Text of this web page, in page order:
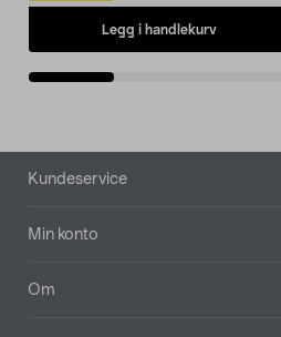
Legg i handlekurv
Bunntekst
Kundeservice
Min konto
Om